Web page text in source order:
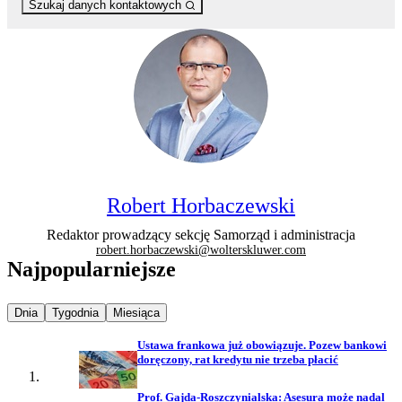
Szukaj danych kontaktowych
Robert Horbaczewski
Redaktor prowadzący sekcję Samorząd i administracja
robert.horbaczewski@wolterskluwer.com
Najpopularniejsze
Najpopularniejsze wiadomości z
Dnia Najpopularniejsze wiadomości z
Tygodnia Najpopularniejsze wiadomości z
Miesiąca
Ustawa frankowa już obowiązuje. Pozew bankowi
doręczony, rat kredytu nie trzeba płacić
Prof. Gajda-Roszczynialska: Asesura może nadal